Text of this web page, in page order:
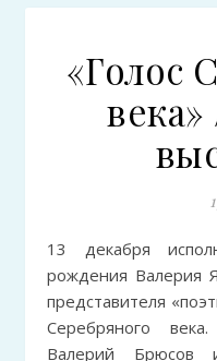
«Голос
13 декабря исполняется 150 лет со дня
рождения Валерия
представителя
Серебряного
Валерий Брюсов